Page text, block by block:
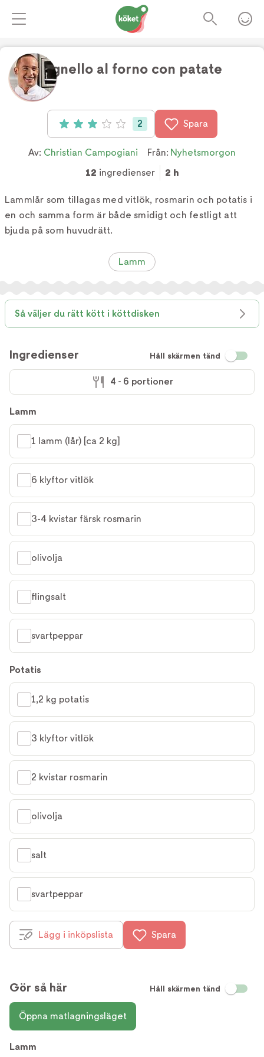
Agnello al forno con patate
Betyg: 3 av 5 (2 röster)
2 Spara
Av: Christian Campogiani Från: Nyhetsmorgon
12 ingredienser 2 h
Lammlår som tillagas med vitlök, rosmarin och potatis i
en och samma form är både smidigt och festligt att
bjuda på som huvudrätt.
Lamm
Så väljer du rätt kött i köttdisken
Ingredienser Håll skärmen tänd
4 - 6 portioner
Lamm
1 lamm (lår) [ca 2 kg]
6 klyftor vitlök
3-4 kvistar färsk rosmarin
olivolja
flingsalt
svartpeppar
Potatis
1,2 kg potatis
3 klyftor vitlök
2 kvistar rosmarin
olivolja
salt
svartpeppar
Lägg i inköpslista Spara
Gör så här Håll skärmen tänd
Öppna matlagningsläget
Lamm